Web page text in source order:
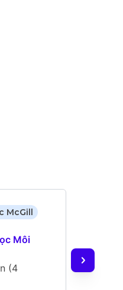
McGill
Môi
(4